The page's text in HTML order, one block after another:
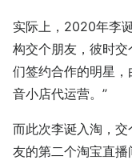
实际上，2020年李
构交个朋友，彼时
们签约合作的明星
音小店代运营。”
而此次李诞入淘，
友的第二个淘宝直